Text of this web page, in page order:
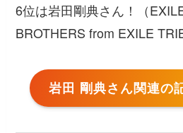
6位は岩田剛典さん！（
BROTHERS from EXILE
岩田 剛典さん関連の